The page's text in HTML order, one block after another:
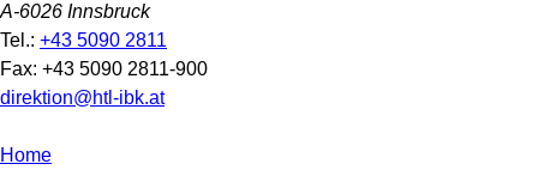
A-6026 Innsbruck
Tel.: +43 5090 2811
Fax: +43 5090 2811-900
direktion@htl-ibk.at
Home